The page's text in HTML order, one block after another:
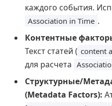
каждого события.
Association in Time .
Контентные
Текст статей ( content
для расчета
Структурные/
(Metadata Factors):